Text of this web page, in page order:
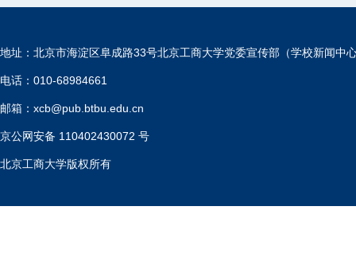
地址：北京市海淀区阜成路33号北京工商大学党委宣传部（学校新闻中
电话：010-68984661
邮箱：xcb@pub.btbu.edu.cn
京公网安备 110402430072 号
北京工商大学版权所有